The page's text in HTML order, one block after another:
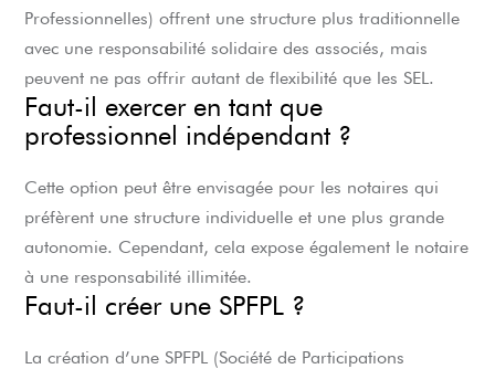
Professionnelles) offrent une structure plus traditionnelle
avec une responsabilité solidaire des associés, mais
peuvent ne pas offrir autant de flexibilité que les SEL.
Faut-il exercer en tant que
professionnel indépendant ?
Cette option peut être envisagée pour les notaires qui
préfèrent une structure individuelle et une plus grande
autonomie. Cependant, cela expose également le notaire
à une responsabilité illimitée.
Faut-il créer une SPFPL ?
La création d’une SPFPL (Société de Participations